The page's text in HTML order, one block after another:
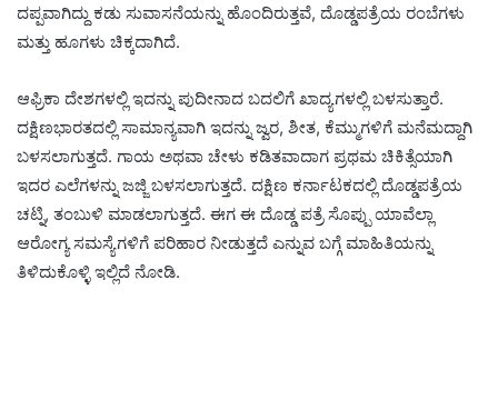
ದಪ್ಪವಾಗಿದ್ದು ಕಡು ಸುವಾಸನೆಯನ್ನು ಹೊಂದಿರುತ್ತವೆ, ದೊಡ್ಡಪತ್ರೆಯ ರಂಬೆಗಳು
ಮತ್ತು ಹೂಗಳು ಚಿಕ್ಕದಾಗಿದೆ.
ಆಫ್ರಿಕಾ ದೇಶಗಳಲ್ಲಿ ಇದನ್ನು ಪುದೀನಾದ ಬದಲಿಗೆ ಖಾದ್ಯಗಳಲ್ಲಿ ಬಳಸುತ್ತಾರೆ.
ದಕ್ಷಿಣಭಾರತದಲ್ಲಿ ಸಾಮಾನ್ಯವಾಗಿ ಇದನ್ನು ಜ್ವರ, ಶೀತ, ಕೆಮ್ಮುಗಳಿಗೆ ಮನೆಮದ್ದಾಗಿ
ಬಳಸಲಾಗುತ್ತದೆ. ಗಾಯ ಅಥವಾ ಚೇಳು ಕಡಿತವಾದಾಗ ಪ್ರಥಮ ಚಿಕಿತ್ಸೆಯಾಗಿ
ಇದರ ಎಲೆಗಳನ್ನು ಜಜ್ಜಿ ಬಳಸಲಾಗುತ್ತದೆ. ದಕ್ಷಿಣ ಕರ್ನಾಟಕದಲ್ಲಿ ದೊಡ್ಡಪತ್ರೆಯ
ಚಟ್ನಿ, ತಂಬುಳಿ ಮಾಡಲಾಗುತ್ತದೆ. ಈಗ ಈ ದೊಡ್ಡ ಪತ್ರೆ ಸೊಪ್ಪು ಯಾವೆಲ್ಲಾ
ಆರೋಗ್ಯ ಸಮಸ್ಯೆಗಳಿಗೆ ಪರಿಹಾರ ನೀಡುತ್ತದೆ ಎನ್ನುವ ಬಗ್ಗೆ ಮಾಹಿತಿಯನ್ನು
ತಿಳಿದುಕೊಳ್ಳಿ ಇಲ್ಲಿದೆ ನೋಡಿ.